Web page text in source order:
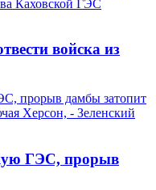
войска из
ГЭС, прорыв